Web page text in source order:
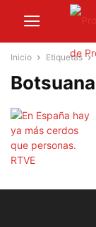
Inicio Etiquetas
Botsuana